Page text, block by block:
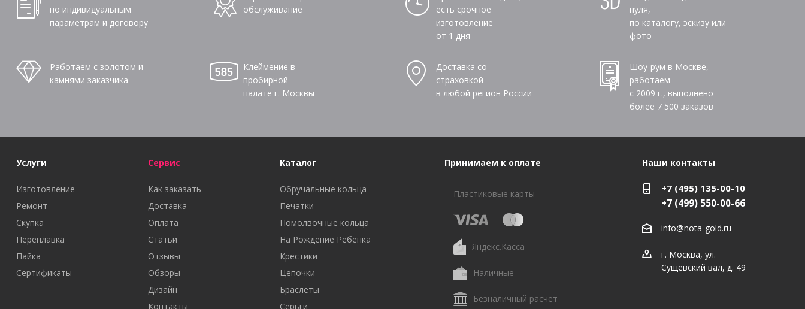
по индивидуальным
параметрам и договору
обслуживание
есть срочное
изготовление
от 1 дня
нуля,
по каталогу, эскизу или
фото
Работаем с золотом и
камнями заказчика
Клеймение в
пробирной
палате г. Москвы
Доставка со
страховкой
в любой регион России
Шоу-рум в Москве,
работаем
с 2009 г., выполнено
более 7 500 заказов
Услуги
Изготовление
Ремонт
Скупка
Переплавка
Пайка
Сертификаты
Сервис
Как заказать
Доставка
Оплата
Статьи
Отзывы
Обзоры
Дизайн
Контакты
Каталог
Обручальные кольца
Печатки
Помолвочные кольца
На Рождение Ребенка
Крестики
Цепочки
Браслеты
Серьги
Принимаем к оплате
Пластиковые карты
Яндекс.Касса
Наличные
Безналичный расчет
Наши контакты
+7 (495) 135-00-10
+7 (499) 550-00-66
info@nota-gold.ru
г. Москва, ул.
Сущевский вал, д. 49